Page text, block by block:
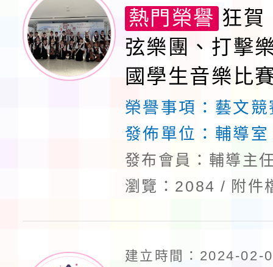
熱門榮譽 狂賀
弦樂團、打擊
國學生音樂比
優」！
榮譽事項： 藝文競
發佈單位： 輔導室
發布會員：輔導主
瀏覽：2084
附件
建立時間：2024-02-